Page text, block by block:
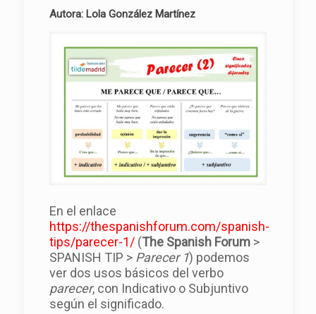
Autora: Lola González Martínez
En el enlace
https://thespanishforum.com/spanish-
tips/parecer-1/(The Spanish Forum>
SPANISH TIP > Parecer 1) podemos
ver dos usos básicos del verbo
parecer, con Indicativo o Subjuntivo
según el significado.